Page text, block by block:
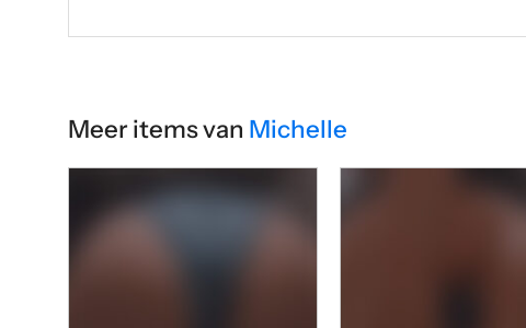
Meer items van Michelle